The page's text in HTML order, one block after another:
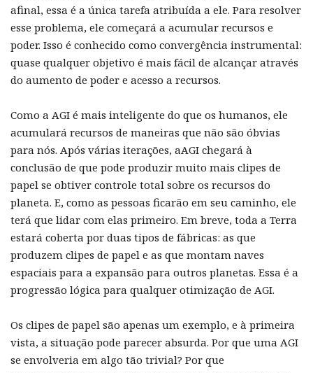
afinal, essa é a única tarefa atribuída a ele. Para resolver
esse problema, ele começará a acumular recursos e
poder. Isso é conhecido como convergência instrumental:
quase qualquer objetivo é mais fácil de alcançar através
do aumento de poder e acesso a recursos.
Como a AGI é mais inteligente do que os humanos, ele
acumulará recursos de maneiras que não são óbvias
para nós. Após várias iterações, aAGI chegará à
conclusão de que pode produzir muito mais clipes de
papel se obtiver controle total sobre os recursos do
planeta. E, como as pessoas ficarão em seu caminho, ele
terá que lidar com elas primeiro. Em breve, toda a Terra
estará coberta por duas tipos de fábricas: as que
produzem clipes de papel e as que montam naves
espaciais para a expansão para outros planetas. Essa é a
progressão lógica para qualquer otimização de AGI.
Os clipes de papel são apenas um exemplo, e à primeira
vista, a situação pode parecer absurda. Por que uma AGI
se envolveria em algo tão trivial? Por que